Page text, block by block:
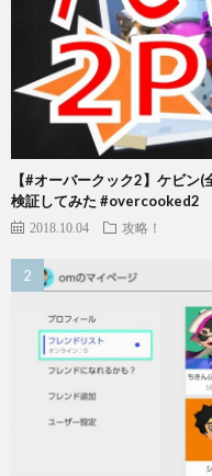
【#オーバークック2】ケビン(
検証してみた #overcooked2
2018.10.04 攻略！